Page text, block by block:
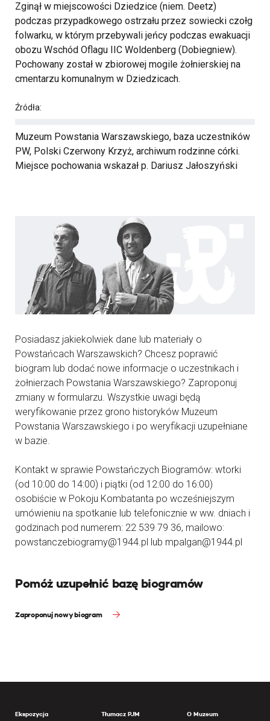
Zginął w miejscowości Dziedzice (niem. Deetz)
podczas przypadkowego ostrzału przez sowiecki czołg
folwarku, w którym przebywali jeńcy podczas ewakuacji
obozu Wschód Oflagu IIC Woldenberg (Dobiegniew).
Pochowany został w zbiorowej mogile żołnierskiej na
cmentarzu komunalnym w Dziedzicach.
Źródła:
Muzeum Powstania Warszawskiego, baza uczestników
PW, Polski Czerwony Krzyż, archiwum rodzinne córki.
Miejsce pochowania wskazał p. Dariusz Jałoszyński
Posiadasz jakiekolwiek dane lub materiały o
Powstańcach Warszawskich? Chcesz poprawić
biogram lub dodać nowe informacje o uczestnikach i
żołnierzach Powstania Warszawskiego? Zaproponuj
zmiany w formularzu. Wszystkie uwagi będą
weryfikowanie przez grono historyków Muzeum
Powstania Warszawskiego i po weryfikacji uzupełniane
w bazie.
Kontakt w sprawie Powstańczych Biogramów: wtorki
(od 10:00 do 14:00) i piątki (od 12:00 do 16:00)
osobiście w Pokoju Kombatanta po wcześniejszym
umówieniu na spotkanie lub telefonicznie w ww. dniach i
godzinach pod numerem: 22 539 79 36, mailowo:
powstanczebiogramy@1944.pl lub mpalgan@1944.pl
Pomóż uzupełnić bazę biogramów
Zaproponuj nowy biogram
Ekspozycja Tłumacz PJM O Muzeum